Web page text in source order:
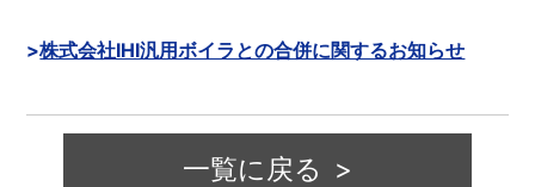
株式会社IHI汎用ボイラとの合併に関するお知らせ
一覧に戻る